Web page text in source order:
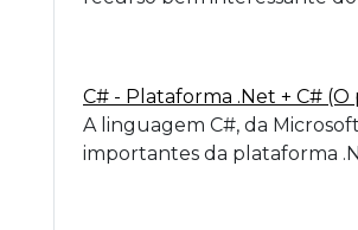
C# - Plataforma .Net + C#
A linguagem C#, da
importantes da plataforma